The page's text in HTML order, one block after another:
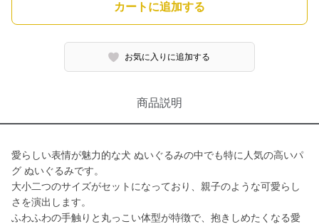
カートに追加する
お気に入りに追加する
商品説明
愛らしい表情が魅力的な犬 ぬいぐるみの中でも特に人気の高いパ
グ ぬいぐるみです。
大小二つのサイズがセットになっており、親子のような可愛らし
さを演出します。
ふわふわの手触りと丸っこい体型が特徴で、抱きしめたくなる愛